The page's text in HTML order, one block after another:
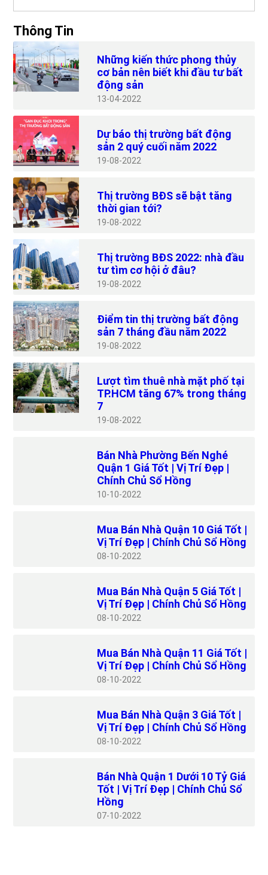
Thông Tin
Những kiến thức phong thủy
cơ bản nên biết khi đầu tư bất
động sản
13 04-2022
Dự báo thị trường bất động
sản 2 quý cuối năm 2022
19 08-2022
Thị trường BĐS sẽ bật tăng
thời gian tới?
19 08-2022
Thị trường BĐS 2022: nhà đầu
tư tìm cơ hội ở đâu?
19 08-2022
Điểm tin thị trường bất động
sản 7 tháng đầu năm 2022
19 08-2022
Lượt tìm thuê nhà mặt phố tại
TP.HCM tăng 67% trong tháng
7
19 08-2022
Bán Nhà Phường Bến Nghé
Quận 1 Giá Tốt | Vị Trí Đẹp |
Chính Chủ Sổ Hồng
10 10-2022
Mua Bán Nhà Quận 10 Giá Tốt |
Vị Trí Đẹp | Chính Chủ Sổ Hồng
08 10-2022
Mua Bán Nhà Quận 5 Giá Tốt |
Vị Trí Đẹp | Chính Chủ Sổ Hồng
08 10-2022
Mua Bán Nhà Quận 11 Giá Tốt |
Vị Trí Đẹp | Chính Chủ Sổ Hồng
08 10-2022
Mua Bán Nhà Quận 3 Giá Tốt |
Vị Trí Đẹp | Chính Chủ Sổ Hồng
08 10-2022
Bán Nhà Quận 1 Dưới 10 Tỷ Giá
Tốt | Vị Trí Đẹp | Chính Chủ Sổ
Hồng
07 10-2022